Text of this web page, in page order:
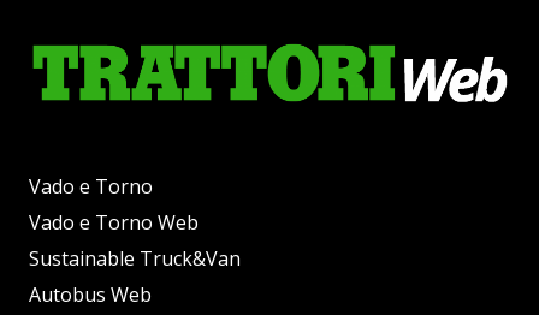
Vado e Torno
Vado e Torno Web
Sustainable Truck&Van
Autobus Web